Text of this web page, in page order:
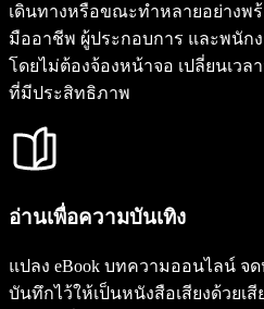
เดินทางหรือขณะทำหลายอย่างพร้
มืออาชีพ ผู้ประกอบการ และพนัก
โดยไม่ต้องจ้องหน้าจอ เปลี่ยนเวล
ที่มีประสิทธิภาพ
อ่านเพื่อความบันเทิง
แปลง eBook บทความออนไลน์ จ
บันทึกไว้ให้เป็นหนังสือเสียงด้วยเสี